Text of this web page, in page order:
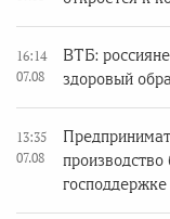
16:14
07.08
ВТБ:
здоровый
13:35
07.08
производство
господдержке